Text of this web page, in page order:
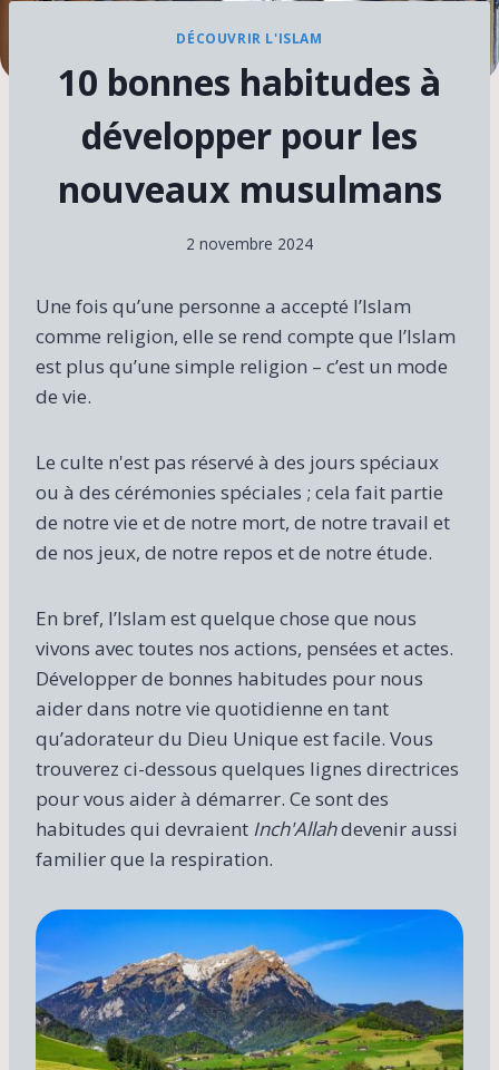
DÉCOUVRIR L'ISLAM
10 bonnes habitudes à
développer pour les
nouveaux musulmans
2 novembre 2024
Une fois qu’une personne a accepté l’Islam
comme religion, elle se rend compte que l’Islam
est plus qu’une simple religion – c’est un mode
de vie.
Le culte n'est pas réservé à des jours spéciaux
ou à des cérémonies spéciales ; cela fait partie
de notre vie et de notre mort, de notre travail et
de nos jeux, de notre repos et de notre étude.
En bref, l’Islam est quelque chose que nous
vivons avec toutes nos actions, pensées et actes.
Développer de bonnes habitudes pour nous
aider dans notre vie quotidienne en tant
qu’adorateur du Dieu Unique est facile. Vous
trouverez ci-dessous quelques lignes directrices
pour vous aider à démarrer. Ce sont des
habitudes qui devraient Inch'Allahdevenir aussi
familier que la respiration.